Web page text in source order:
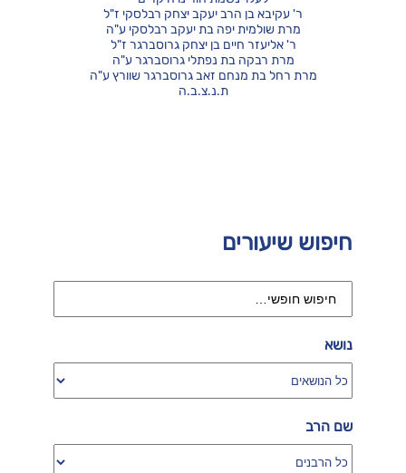
חיפוש שיעורים
נושא
שם הרב
ר' עקיבא בן הרב יעקב יצחק רבלסקי ז"ל
מרת שולמית יפה בת יעקב רבלסקי ע"ה
ר' אליעזר חיים בן יצחק גרוסברגר ז"ל
מרת רבקה בת נפתלי גרוסברגר ע"ה
מרת רחל בת מנחם זאב גרוסברגר שוורץ ע"ה
ת.נ.צ.ב.ה